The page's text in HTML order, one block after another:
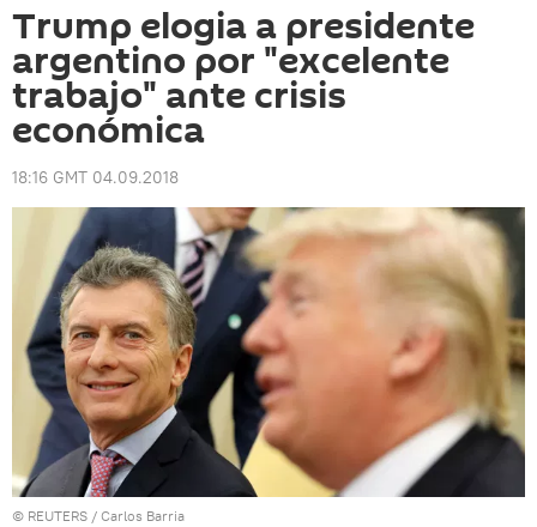
Trump elogia a presidente
argentino por "excelente
trabajo" ante crisis
económica
18:16 GMT 04.09.2018
© REUTERS / Carlos Barria